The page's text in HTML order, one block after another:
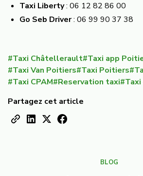
Taxi Liberty: 06 12 82 86 00
Go Seb Driver: 06 99 90 37 38
#Taxi Châtellerault#Taxi app
#Taxi Van Poitiers#Taxi Poitiers#
#Taxi CPAM#Reservation taxi#Taxi
Partagez cet article
BLOG